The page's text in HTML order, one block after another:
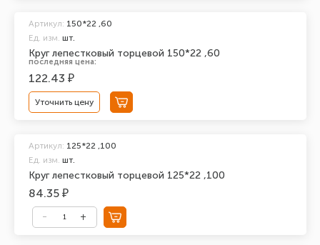
Круг лепестковый торцевой 150*22 ,60
Артикул: 150*22 ,60
Ед. изм. шт.
последняя цена:
122.43 ₽
Уточнить цену
Круг лепестковый торцевой 125*22 ,100
Артикул: 125*22 ,100
Ед. изм. шт.
84.35 ₽